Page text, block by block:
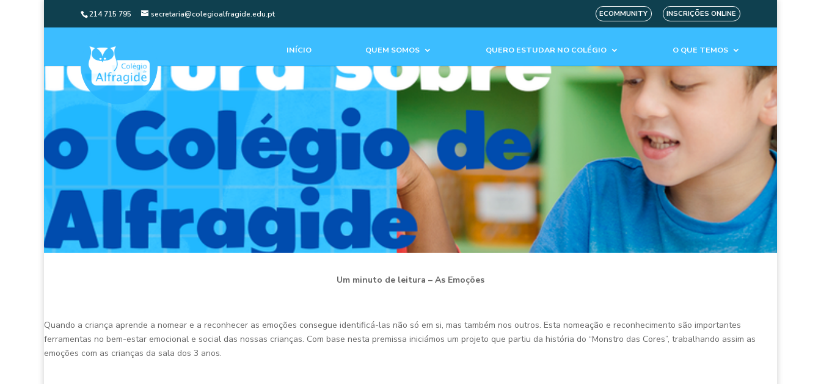
214 715 795 secretaria@colegioalfragide.edu.pt ECOMMUNITY INSCRIÇÕES ONLINE
INÍCIO QUEM SOMOS QUERO ESTUDAR NO COLÉGIO O QUE TEMOS
Um minuto de leitura – As Emoções
Quando a criança aprende a nomear e a reconhecer as emoções consegue identificá-las não só em si, mas também nos outros. Esta nomeação e reconhecimento são importantes
ferramentas no bem-estar emocional e social das nossas crianças. Com base nesta premissa iniciámos um projeto que partiu da história do “Monstro das Cores”, trabalhando assim as
emoções com as crianças da sala dos 3 anos.